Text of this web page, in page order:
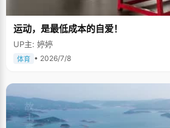
运动，是最低成本的自爱！
UP主: 婷婷
体育 • 2026/7/8